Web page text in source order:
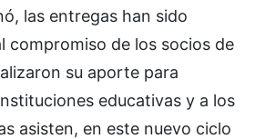
las entregas han sido
compromiso de los socios de
su aporte para
educativas y a los
asisten, en este nuevo ciclo